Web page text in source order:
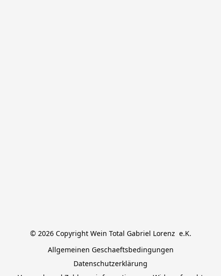
© 2026 Copyright Wein Total Gabriel Lorenz  e.K.
Allgemeinen Geschaeftsbedingungen
Datenschutzerklärung